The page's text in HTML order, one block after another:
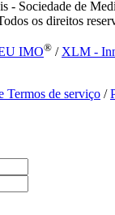
- Sociedade de
os direitos
IMO® / XLM -
Termos de serviço /